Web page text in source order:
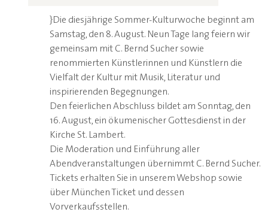
}Die diesjährige Sommer-Kulturwoche beginnt am
Samstag, den 8. August. Neun Tage lang feiern wir
gemeinsam mit C. Bernd Sucher sowie
renommierten Künstlerinnen und Künstlern die
Vielfalt der Kultur mit Musik, Literatur und
inspirierenden Begegnungen.
Den feierlichen Abschluss bildet am Sonntag, den
16. August, ein ökumenischer Gottesdienst in der
Kirche St. Lambert.
Die Moderation und Einführung aller
Abendveranstaltungen übernimmt C. Bernd Sucher.
Tickets erhalten Sie in unserem Webshop sowie
über München Ticket und dessen
Vorverkaufsstellen.